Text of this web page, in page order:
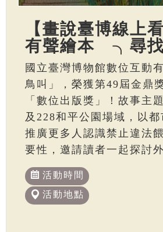
【畫說臺博線上
有聲繪本 ╮尋
國立臺灣博物館數位互動
鳥叫」，榮獲第49屆金鼎
「數位出版獎」！故事主
及228和平公園場域，以都
推廣更多人認識禁止違法
要性，邀請讀者一起探討
活動時間
活動地點